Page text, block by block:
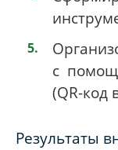
с
(QR-код
Результаты